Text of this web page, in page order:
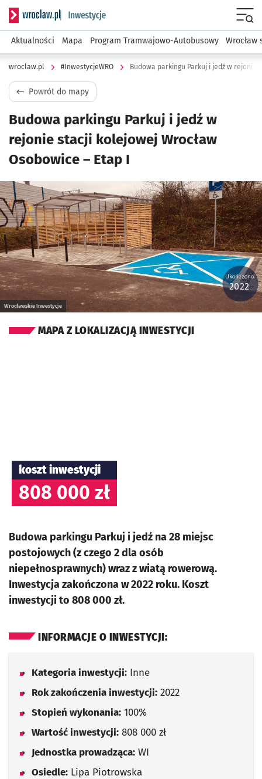
Serwis informacyjny wroclaw.pl podserwis:
Aktualności Mapa Program Tramwajowo-Autobusowy Wrocław
wroclaw.pl #InwestycjeWRO
Powrót do mapy
Budowa parkingu Parkuj i jedź w
rejonie stacji kolejowej Wrocław
Osobowice – Etap I
Kliknij, aby powiększyć
Wrocławskie Inwestycje
Ukończono:
2022
MAPA Z LOKALIZACJĄ INWESTYCJI
koszt inwestycji
808 000 zł
Budowa parkingu Parkuj i jedź na 28 miejsc
postojowych (z czego 2 dla osób
niepełnosprawnych) wraz z wiatą rowerową.
Inwestycja zakończona w 2022 roku. Koszt
inwestycji to 808 000 zł.
INFORMACJE O INWESTYCJI:
Kategoria inwestycji: Inne
Rok zakończenia inwestycji: 2022
Stopień wykonania: 100%
Wartość inwestycji: 808 000 zł
Jednostka prowadząca: WI
Osiedle: Lipa Piotrowska